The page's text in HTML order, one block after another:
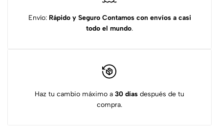
Envío: Rápido y Seguro Contamos con envíos a casi
todo el mundo.
Haz tu cambio máximo a 30 días después de tu
compra.